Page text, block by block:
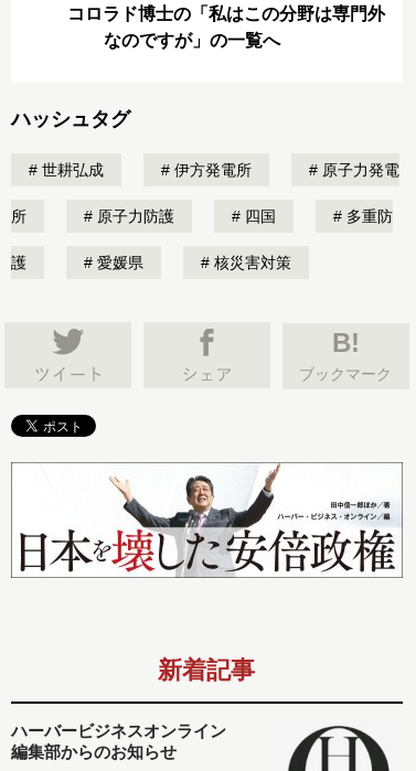
コロラド博士の「私はこの分野は専門外
なのですが」の一覧へ
ハッシュタグ
世耕弘成 伊方発電所 原子力発電
所 原子力防護 四国 多重防
護 愛媛県 核災害対策
B!
ブックマーク
新着記事
ハーバービジネスオンライン
編集部からのお知らせ